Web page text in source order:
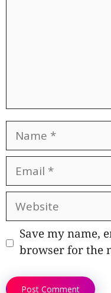
Name
Email
Website
Save my name,
browser for the